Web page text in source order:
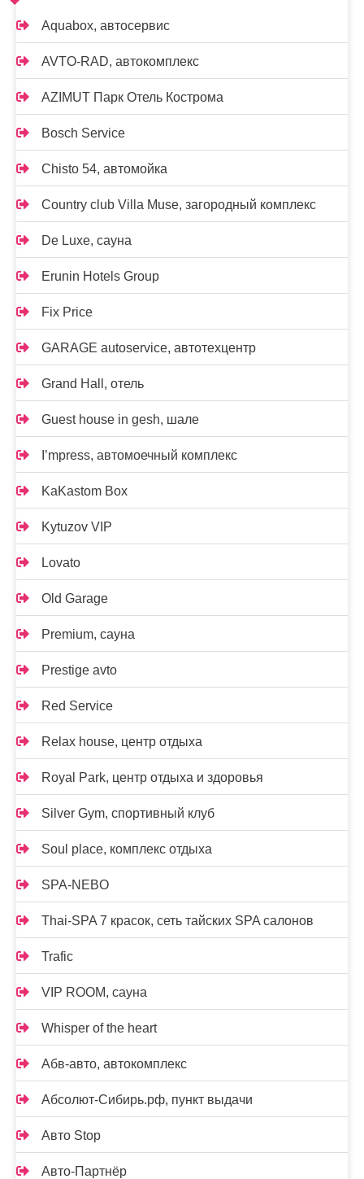
Aquabox, автосервис
AVTO-RAD, автокомплекс
AZIMUT Парк Отель Кострома
Bosch Service
Chisto 54, автомойка
Country club Villa Muse, загородный комплекс
De Luxe, сауна
Erunin Hotels Group
Fix Price
GARAGE autoservice, автотехцентр
Grand Hall, отель
Guest house in gesh, шале
I’mpress, автомоечный комплекс
KaKastom Box
Kytuzov VIP
Lovato
Old Garage
Premium, сауна
Prestige avto
Red Service
Relax house, центр отдыха
Royal Park, центр отдыха и здоровья
Silver Gym, спортивный клуб
Soul place, комплекс отдыха
SPA-NEBO
Thai-SPA 7 красок, сеть тайских SPA салонов
Trafic
VIP ROOM, сауна
Whisper of the heart
Абв-авто, автокомплекс
Абсолют-Сибирь.рф, пункт выдачи
Авто Stop
Авто-Партнёр